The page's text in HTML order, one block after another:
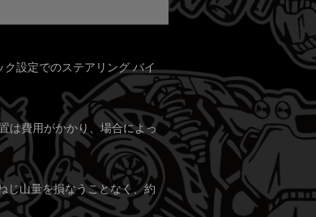
設定でのステアリング バイ
は費用がかかり、場合によっ
じ山量を損なうことなく、約